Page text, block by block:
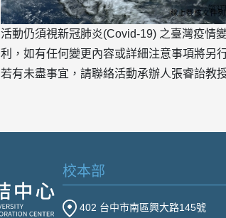
活動仍須視新冠肺炎(Covid-19) 之臺灣疫情
利，如有任何變更內容或詳細注意事項將另
若有未盡事宜，請聯絡活動承辦人張睿詒教
校本部
402 台中市南區興大路145號